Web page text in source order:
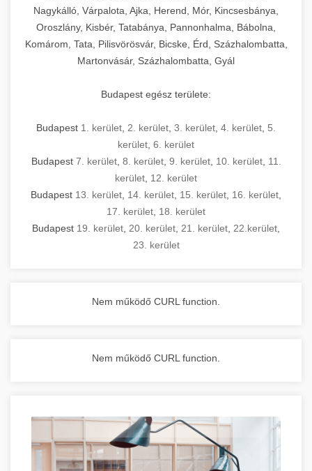
Nagykálló, Várpalota, Ajka, Herend, Mór, Kincsesbánya,
Oroszlány, Kisbér, Tatabánya, Pannonhalma, Bábolna,
Komárom, Tata, Pilisvörösvár, Bicske, Érd, Százhalombatta,
Martonvásár, Százhalombatta, Gyál
Budapest egész területe:
Budapest 1. kerület 2. kerület 3. kerület 4. kerület 5.
kerület 6. kerület
Budapest 7. kerület, 8. kerület, 9. kerület, 10. kerület, 11.
kerület 12. kerület
Budapest 13. kerület 14. kerület 15. kerület 16. kerület
17. kerület 18. kerület
Budapest 19. kerület 20. kerület 21. kerület 22.kerület
23. kerület
Nem működő CURL function.
Nem működő CURL function.